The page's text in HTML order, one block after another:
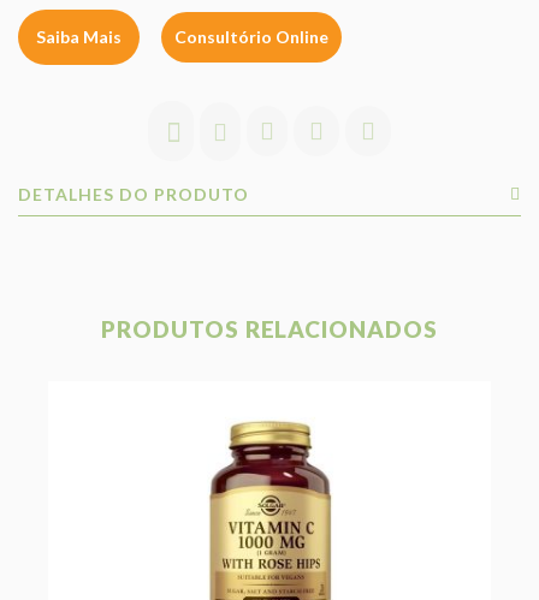
Saiba Mais Consultório Online
DETALHES DO PRODUTO
PRODUTOS RELACIONADOS